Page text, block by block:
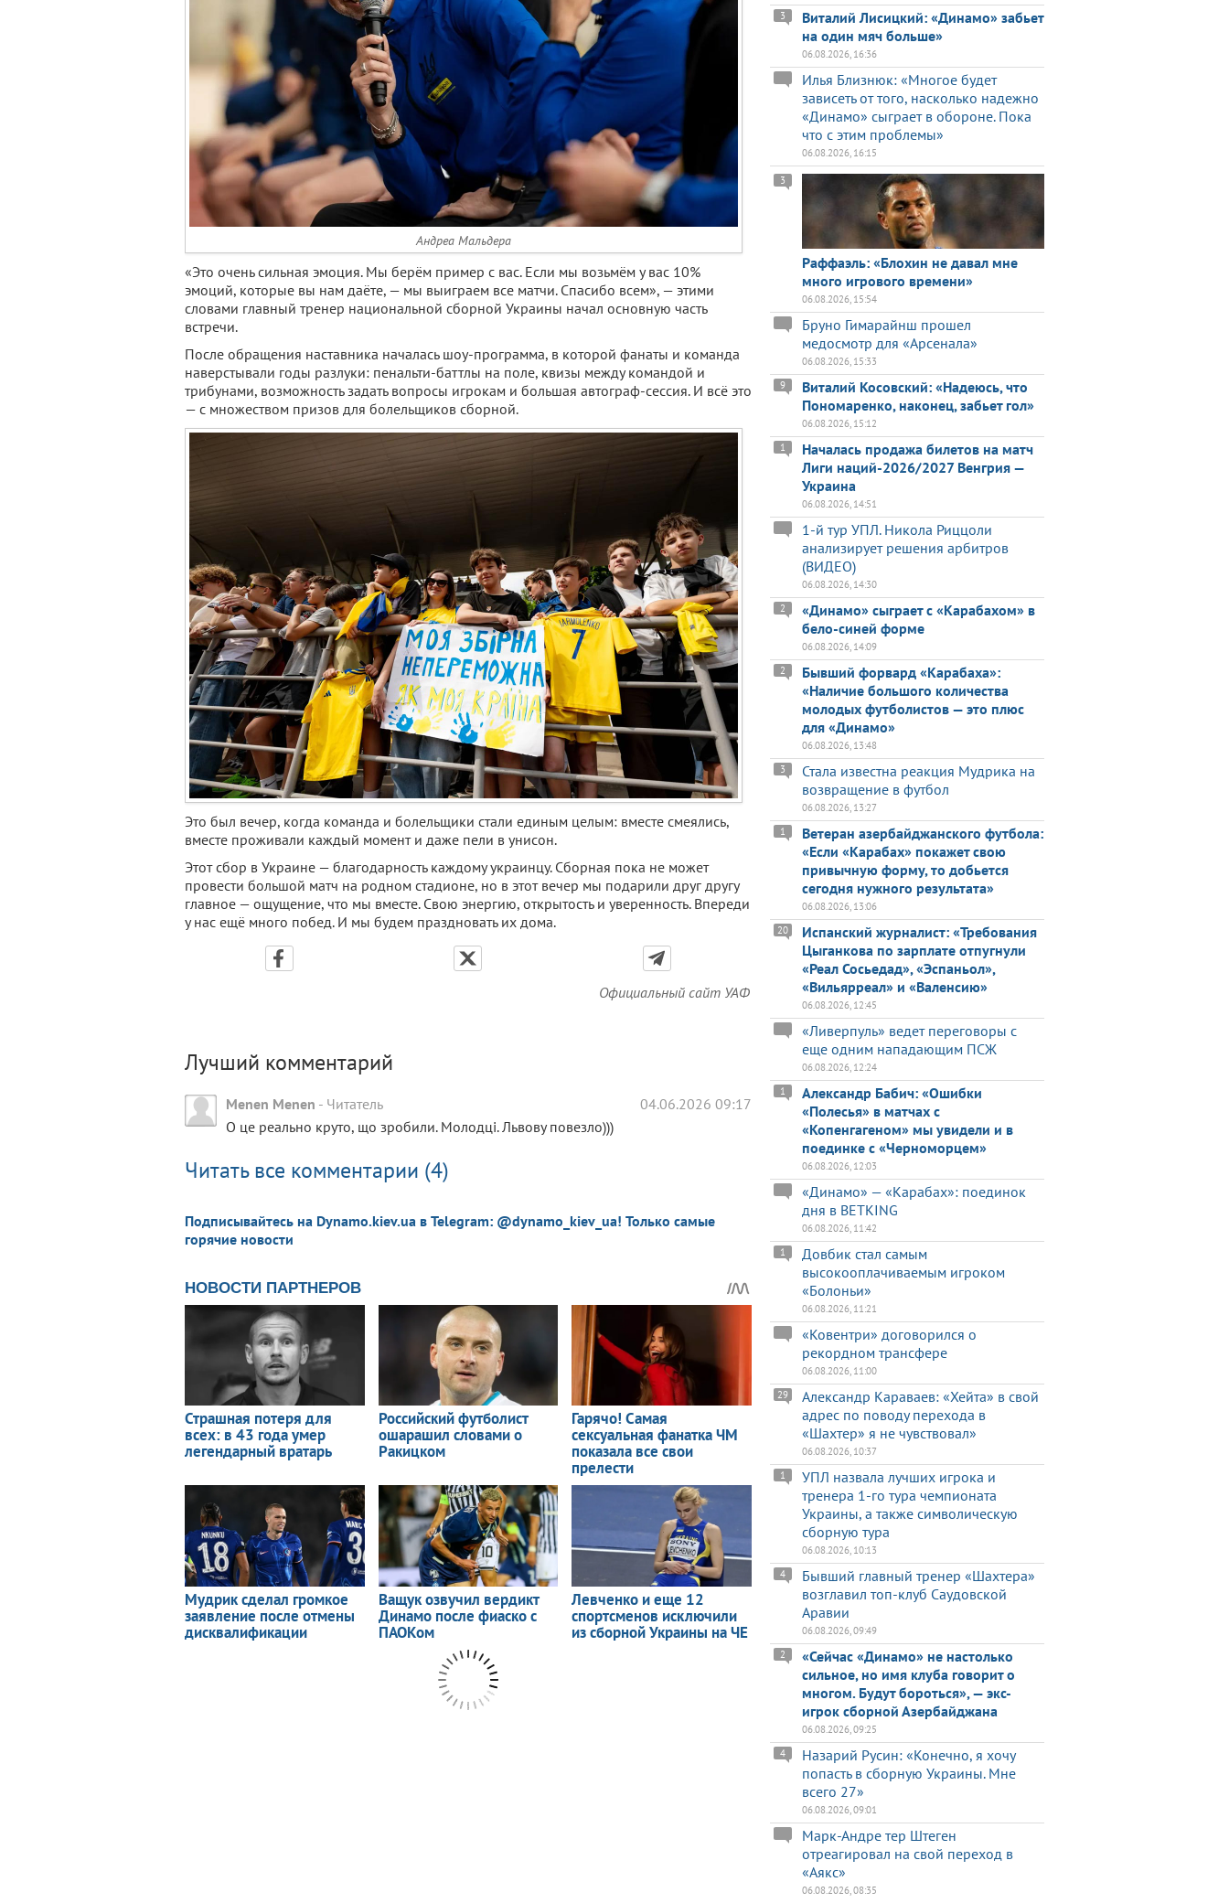
Андреа Мальдера
«Это очень сильная эмоция. Мы берём пример с вас. Если мы возьмём у вас 10%
эмоций, которые вы нам даёте, — мы выиграем все матчи. Спасибо всем», — этими
словами главный тренер национальной сборной Украины начал основную часть
встречи.
После обращения наставника началась шоу-программа, в которой фанаты и команда
наверстывали годы разлуки: пенальти-баттлы на поле, квизы между командой и
трибунами, возможность задать вопросы игрокам и большая автограф-сессия. И всё это
— с множеством призов для болельщиков сборной.
Это был вечер, когда команда и болельщики стали единым целым: вместе смеялись,
вместе проживали каждый момент и даже пели в унисон.
Этот сбор в Украине — благодарность каждому украинцу. Сборная пока не может
провести большой матч на родном стадионе, но в этот вечер мы подарили друг другу
главное — ощущение, что мы вместе. Свою энергию, открытость и уверенность. Впереди
у нас ещё много побед. И мы будем праздновать их дома.
Официальный сайт УАФ
Лучший комментарий
Menen Menen - Читатель
04.06.2026 09:17
О це реально круто, що зробили. Молодці. Львову повезло)))
Читать все комментарии (4)
Подписывайтесь на Dynamo.kiev.ua в Telegram: @dynamo_kiev_ua! Только самые
горячие новости
Виталий Лисицкий: «Динамо» забьет
на один мяч больше»
3
06.08.2026, 16:36
Илья Близнюк: «Многое будет
зависеть от того, насколько надежно
«Динамо» сыграет в обороне. Пока
что с этим проблемы»
06.08.2026, 16:15
Раффаэль: «Блохин не давал мне
много игрового времени»
3
06.08.2026, 15:54
Бруно Гимарайнш прошел
медосмотр для «Арсенала»
06.08.2026, 15:33
Виталий Косовский: «Надеюсь, что
Пономаренко, наконец, забьет гол»
9
06.08.2026, 15:12
Началась продажа билетов на матч
Лиги наций-2026/2027 Венгрия —
Украина
1
06.08.2026, 14:51
1-й тур УПЛ. Никола Риццоли
анализирует решения арбитров
(ВИДЕО)
06.08.2026, 14:30
«Динамо» сыграет с «Карабахом» в
бело-синей форме
2
06.08.2026, 14:09
Бывший форвард «Карабаха»:
«Наличие большого количества
молодых футболистов — это плюс
для «Динамо»
2
06.08.2026, 13:48
Стала известна реакция Мудрика на
возвращение в футбол
3
06.08.2026, 13:27
Ветеран азербайджанского футбола:
«Если «Карабах» покажет свою
привычную форму, то добьется
сегодня нужного результата»
1
06.08.2026, 13:06
Испанский журналист: «Требования
Цыганкова по зарплате отпугнули
«Реал Сосьедад», «Эспаньол»,
«Вильярреал» и «Валенсию»
20
06.08.2026, 12:45
«Ливерпуль» ведет переговоры с
еще одним нападающим ПСЖ
06.08.2026, 12:24
Александр Бабич: «Ошибки
«Полесья» в матчах с
«Копенгагеном» мы увидели и в
поединке с «Черноморцем»
1
06.08.2026, 12:03
«Динамо» — «Карабах»: поединок
дня в BETKING
06.08.2026, 11:42
Довбик стал самым
высокооплачиваемым игроком
«Болоньи»
1
06.08.2026, 11:21
«Ковентри» договорился о
рекордном трансфере
06.08.2026, 11:00
Александр Караваев: «Хейта» в свой
адрес по поводу перехода в
«Шахтер» я не чувствовал»
29
06.08.2026, 10:37
УПЛ назвала лучших игрока и
тренера 1-го тура чемпионата
Украины, а также символическую
сборную тура
1
06.08.2026, 10:13
Бывший главный тренер «Шахтера»
возглавил топ-клуб Саудовской
Аравии
4
06.08.2026, 09:49
«Сейчас «Динамо» не настолько
сильное, но имя клуба говорит о
многом. Будут бороться», — экс-
игрок сборной Азербайджана
2
06.08.2026, 09:25
Назарий Русин: «Конечно, я хочу
попасть в сборную Украины. Мне
всего 27»
4
06.08.2026, 09:01
Марк-Андре тер Штеген
отреагировал на свой переход в
«Аякс»
06.08.2026, 08:35